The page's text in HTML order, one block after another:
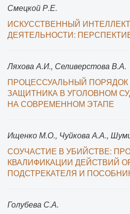
Смецкой Р.Е.
ИСКУССТВЕННЫЙ
ДЕЯТЕЛЬНОСТИ:
Ляхова А.И., Селиверстова В.А.
ПРОЦЕССУАЛЬНЫЙ
ЗАЩИТНИКА В УГОЛОВНОМ
НА СОВРЕМЕННОМ ЭТАПЕ
Ищенко М.О., Чуйкова А.А.,
СОУЧАСТИЕ В УБИЙСТВЕ:
КВАЛИФИКАЦИИ ДЕЙСТВИЙ
ПОДСТРЕКАТЕЛЯ И
Голубева С.А.